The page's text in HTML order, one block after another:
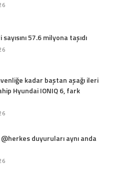
57.6 milyona taşıdı
kadar baştan aşağı ileri
Hyundai IONIQ 6, fark
duyuruları aynı anda